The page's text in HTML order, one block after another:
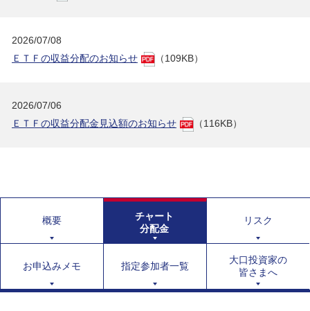
2026/07/08
ＥＴＦの収益分配のお知らせ
（109KB）
2026/07/06
ＥＴＦの収益分配金見込額のお知らせ
（116KB）
概要
チャート
分配金
リスク
お申込みメモ 指定参加者一覧
大口投資家の
皆さまへ